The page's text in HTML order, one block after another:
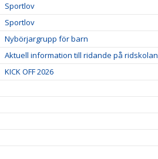
Sportlov
Sportlov
Nybörjargrupp för barn
Aktuell information till ridande på ridskolan
KICK OFF 2026